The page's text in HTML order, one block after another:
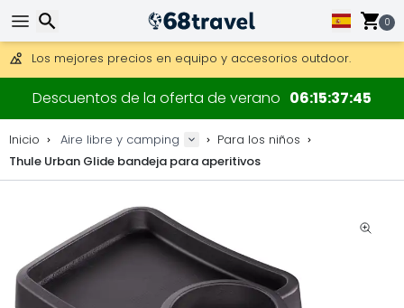
0
Envío DHL 1 día disponible.
30 días para devoluciones, 90 días para mapas de madera
Los mejores precios en equipo y accesorios outdoor.
Descuentos de la oferta de verano 06 15 37 45
Inicio Aire libre y camping
Para los niños
Thule Urban Glide bandeja para aperitivos
Buscar